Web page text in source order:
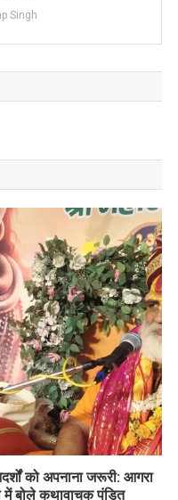
Singh
को अपनाना जरूरी: आगरा
में बोले कथावाचक पंडित